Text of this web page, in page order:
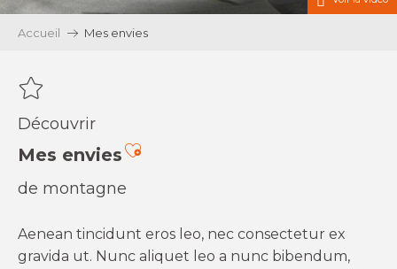
Accueil Mes envies
Découvrir
Mes enviesAjouter aux favoris
de montagne
Aenean tincidunt eros leo, nec consectetur ex
gravida ut. Nunc aliquet leo a nunc bibendum,